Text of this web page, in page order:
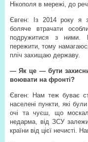
Нікополя в мережі, до
Євген: Із 2014 року я
боляче втрачати
подружитися з ними.
пережити, тому
пліч захищаю державу.
— Як це — бути
воювати на фронті?
Євген: Нам теж буває
населені пункти, які
очі та чуєш, що
недарма, від ЗСУ
країни від цієї